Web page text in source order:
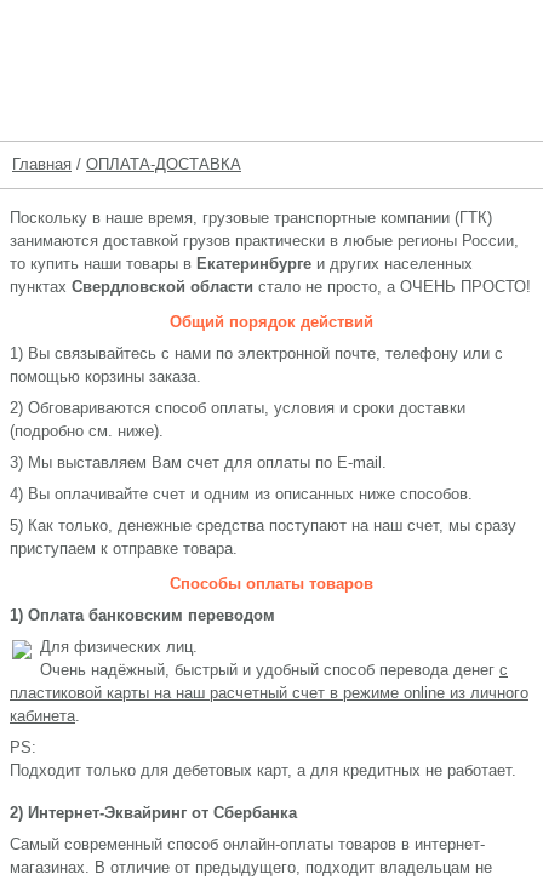
Главная / ОПЛАТА-ДОСТАВКА
Поскольку в наше время, грузовые транспортные компании (ГТК)
занимаются доставкой грузов практически в любые регионы России,
то купить наши товары в Екатеринбурге и других населенных
пунктах Свердловской области стало не просто, а ОЧЕНЬ ПРОСТО!
Общий порядок действий
1) Вы связывайтесь с нами по электронной почте, телефону или с
помощью корзины заказа.
2) Обговариваются способ оплаты, условия и сроки доставки
(подробно см. ниже).
3) Мы выставляем Вам счет для оплаты по E-mail.
4) Вы оплачивайте счет и одним из описанных ниже способов.
5) Как только, денежные средства поступают на наш счет, мы сразу
приступаем к отправке товара.
Способы оплаты товаров
1) Оплата банковским переводом
Для физических лиц.
Очень надёжный, быстрый и удобный способ перевода денег с
пластиковой карты на наш расчетный счет в режиме online из личного
кабинета.
PS:
Подходит только для дебетовых карт, а для кредитных не работает.
2) Интернет-Эквайринг от Сбербанка
Самый современный способ онлайн-оплаты товаров в интернет-
магазинах. В отличие от предыдущего, подходит владельцам не